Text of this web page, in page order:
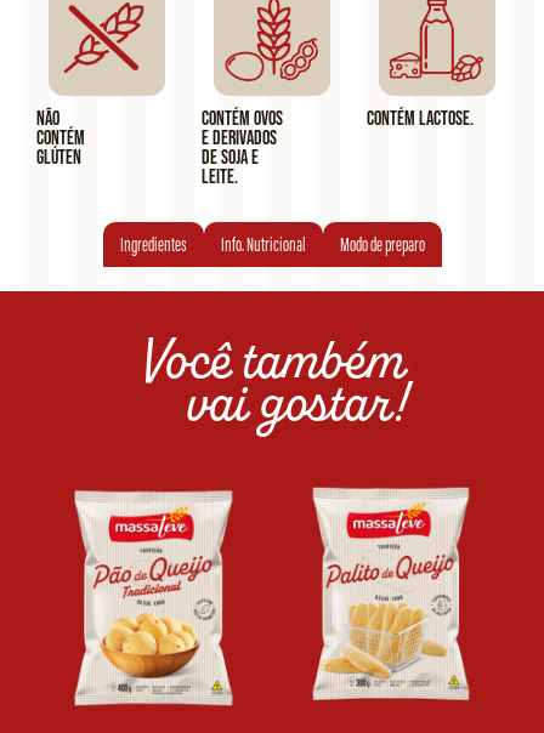
Não
contém
glúten
Contém ovos
e derivados
de soja e
leite.
Contém lactose.
Ingredientes Info. Nutricional Modo de preparo
Você também
vai gostar!